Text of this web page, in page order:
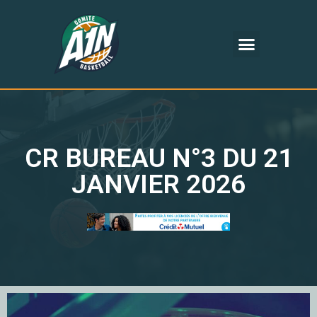
CR BUREAU N°3 DU 21
JANVIER 2026